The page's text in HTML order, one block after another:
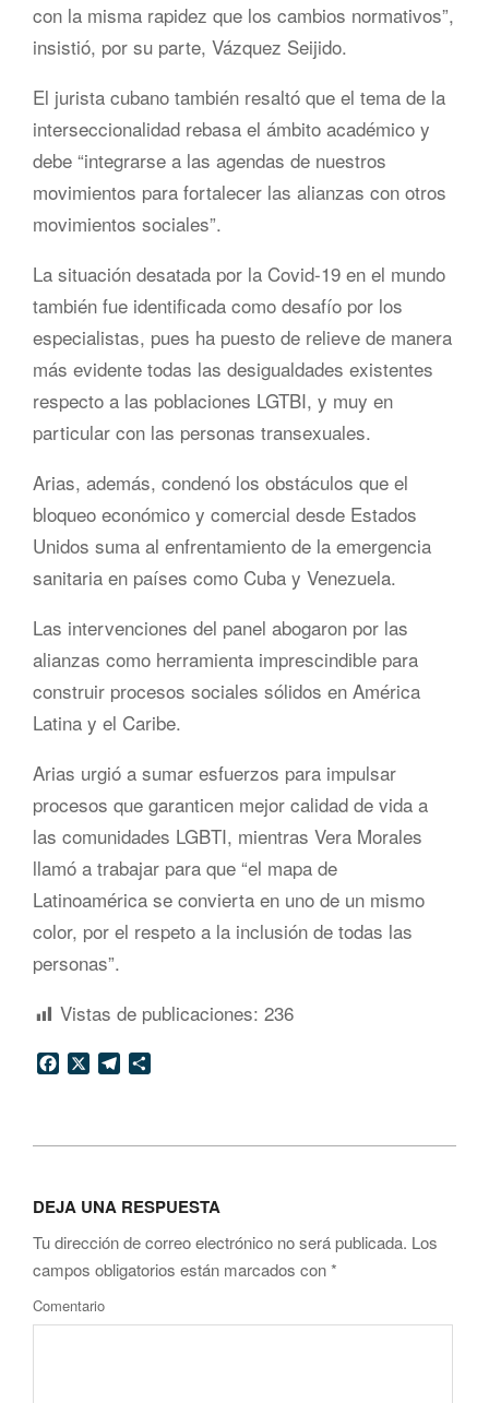
con la misma rapidez que los cambios normativos”,
insistió, por su parte, Vázquez Seijido.
El jurista cubano también resaltó que el tema de la
interseccionalidad rebasa el ámbito académico y
debe “integrarse a las agendas de nuestros
movimientos para fortalecer las alianzas con otros
movimientos sociales”.
La situación desatada por la Covid-19 en el mundo
también fue identificada como desafío por los
especialistas, pues ha puesto de relieve de manera
más evidente todas las desigualdades existentes
respecto a las poblaciones LGTBI, y muy en
particular con las personas transexuales.
Arias, además, condenó los obstáculos que el
bloqueo económico y comercial desde Estados
Unidos suma al enfrentamiento de la emergencia
sanitaria en países como Cuba y Venezuela.
Las intervenciones del panel abogaron por las
alianzas como herramienta imprescindible para
construir procesos sociales sólidos en América
Latina y el Caribe.
Arias urgió a sumar esfuerzos para impulsar
procesos que garanticen mejor calidad de vida a
las comunidades LGBTI, mientras Vera Morales
llamó a trabajar para que “el mapa de
Latinoamérica se convierta en uno de un mismo
color, por el respeto a la inclusión de todas las
personas”.
Vistas de publicaciones: 236
Facebook
X Telegram
18
DEJA UNA RESPUESTA
Tu dirección de correo electrónico no será publicada. Los
campos obligatorios están marcados con*
Comentario